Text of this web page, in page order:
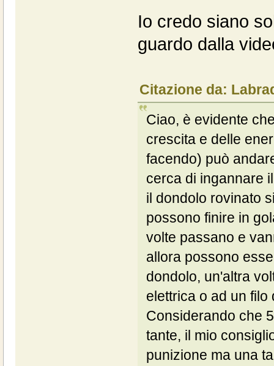
Io credo siano
guardo dalla
Citazione da:
Ciao, è evidente
crescita e delle
facendo) può
cerca di ingannare
il dondolo rovinato
possono finire in
volte passano e
allora possono
dondolo, un'altra
elettrica o ad un
Considerando che
tante, il mio
punizione ma una